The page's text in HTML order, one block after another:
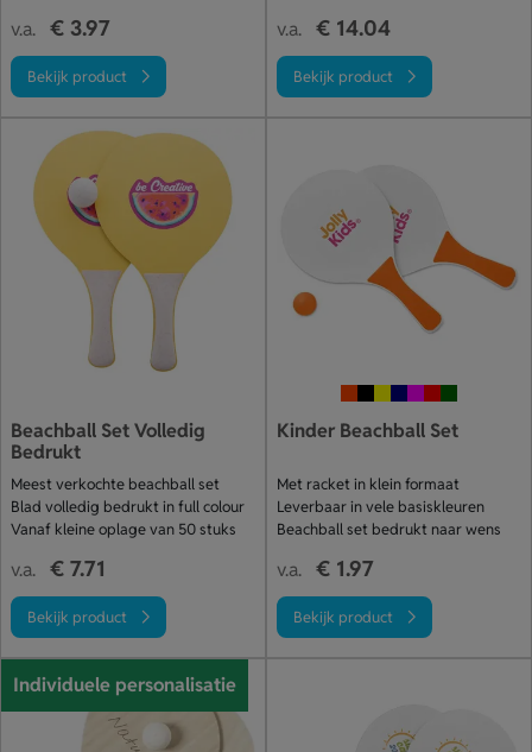
v.a. € 3.97
Bekijk product
v.a. € 14.04
Bekijk product
Beachball Set Volledig
Bedrukt
Meest verkochte beachball set
Blad volledig bedrukt in full colour
Vanaf kleine oplage van 50 stuks
v.a. € 7.71
Bekijk product
Kinder Beachball Set
Met racket in klein formaat
Leverbaar in vele basiskleuren
Beachball set bedrukt naar wens
v.a. € 1.97
Bekijk product
Individuele personalisatie